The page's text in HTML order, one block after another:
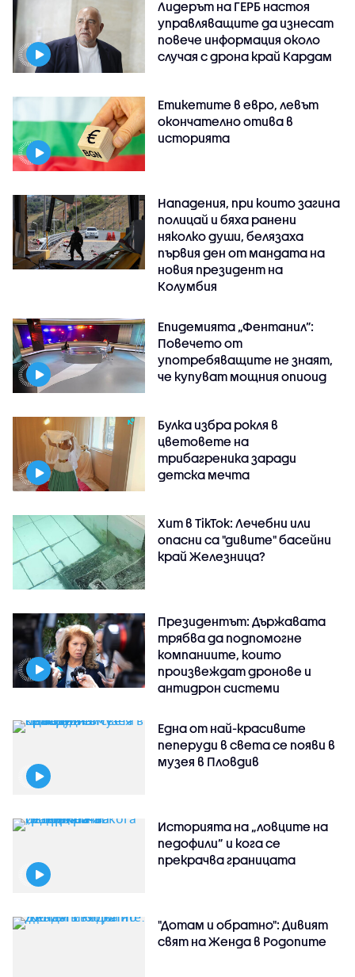
Лидерът на ГЕРБ настоя
управляващите да изнесат
повече информация около
случая с дрона край Кардам
Етикетите в евро, левът
окончателно отива в
историята
Нападения, при които загина
полицай и бяха ранени
няколко души, белязаха
първия ден от мандата на
новия президент на
Колумбия
Епидемията „Фентанил”:
Повечето от
употребяващите не знаят,
че купуват мощния опиоид
Булка избра рокля в
цветовете на
трибагреника заради
детска мечта
Хит в TikTok: Лечебни или
опасни са "дивите" басейни
край Железница?
Президентът: Държавата
трябва да подпомогне
компаниите, които
произвеждат дронове и
антидрон системи
Една от най-красивите
пеперуди в света се появи в
музея в Пловдив
Историята на „ловците на
педофили” и кога се
прекрачва границата
"Дотам и обратно": Дивият
свят на Женда в Родопите